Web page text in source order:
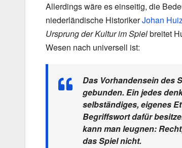
Allerdings wäre es einseitig, die
niederländische HistorikerJohan
Ursprung der Kultur im Spielbreitet
Wesen nach universell ist:
Das Vorhandensein des
gebunden. Ein jedes
selbständiges, eigenes
Begriffswort dafür
kann man leugnen:
das Spiel nicht.